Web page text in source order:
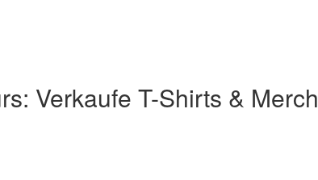
Verkaufe T-Shirts & Merch